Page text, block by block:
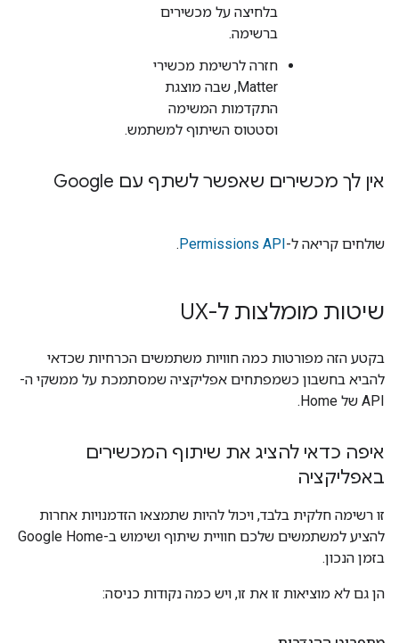
בלחיצה על מכשירים
ברשימה.
חזרה לרשימת מכשירי
Matter, שבה מוצגת
התקדמות המשימה
וסטטוס השיתוף למשתמש.
אין לך מכשירים שאפשר לשתף עם Google
שולחים קריאה ל-Permissions API
.
שיטות מומלצות ל-UX
בקטע הזה מפורטות כמה חוויות משתמשים הכרחיות שכדאי
להביא בחשבון כשמפתחים אפליקציה שמסתמכת על ממשקי ה-
API של Home.
איפה כדאי להציג את שיתוף המכשירים
באפליקציה
זו רשימה חלקית בלבד, ויכול להיות שתמצאו הזדמנויות אחרות
להציע למשתמשים שלכם חוויית שיתוף ושימוש ב-Google Home
בזמן הנכון.
הן גם לא מוציאות זו את זו, ויש כמה נקודות כניסה: